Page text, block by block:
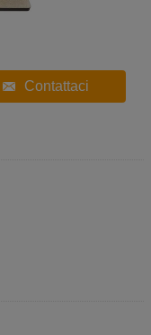
Contattaci